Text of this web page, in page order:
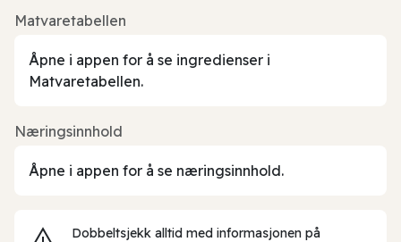
Matvaretabellen
Åpne i appen for å se ingredienser i
Matvaretabellen.
Næringsinnhold
Åpne i appen for å se næringsinnhold.
Dobbeltsjekk alltid med informasjonen på